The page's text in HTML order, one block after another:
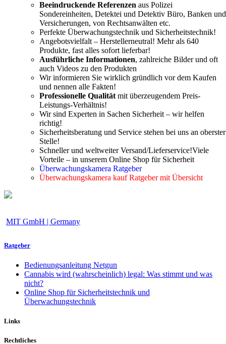
Beeindruckende Referenzen aus Polizei
Sondereinheiten, Detektei und Detektiv Büro, Banken und
Versicherungen, von Rechtsanwälten etc.
Perfekte Überwachungstechnik und Sicherheitstechnik!
Angebotsvielfalt – Herstellerneutral! Mehr als 640
Produkte, fast alles sofort lieferbar!
Ausführliche Informationen, zahlreiche Bilder und oft
auch Videos zu den Produkten
Wir informieren Sie wirklich gründlich vor dem Kaufen
und nennen alle Fakten!
Professionelle Qualitätmit überzeugendem Preis-
Leistungs-Verhältnis!
Wir sind Experten in Sachen Sicherheit – wir helfen
richtig!
Sicherheitsberatung und Service stehen bei uns an oberster
Stelle!
Schneller und weltweiter Versand/Lieferservice!Viele
Vorteile – in unserem Online Shop für Sicherheit
Überwachungskamera Ratgeber
Überwachungskamera kauf Ratgeber mit Übersicht
MIT GmbH | Germany
Ratgeber
Bedienungsanleitung Netgun
Cannabis wird (wahrscheinlich) legal: Was stimmt und was
nicht?
Online Shop für Sicherheitstechnik und
Überwachungstechnik
Links
Rechtliches